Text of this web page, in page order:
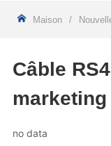
Maison /
Câble
no data